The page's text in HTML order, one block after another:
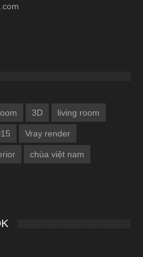
3D living room
Vray render
chùa việt nam